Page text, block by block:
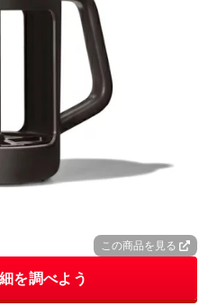
この商品を見る
を調べよう